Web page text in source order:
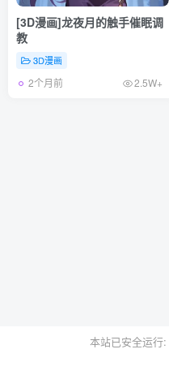
[3D漫画]龙夜月的触手催眠调
教
3D漫画
2个月前 2.5W+
本站已安全运行: